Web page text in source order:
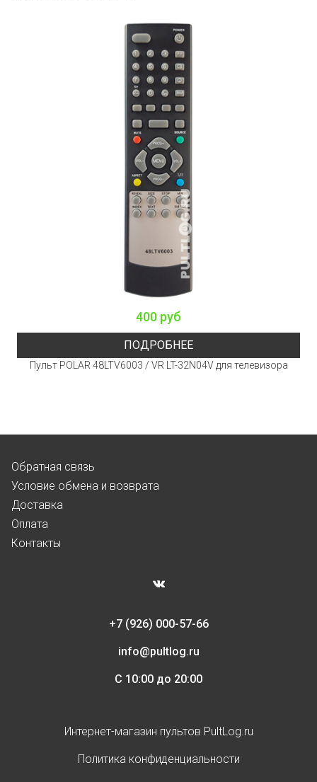
400 руб
ПОДРОБНЕЕ
Пульт POLAR 48LTV6003 / VR LT-32N04V для телевизора
Обратная связь
Условие обмена и возврата
Доставка
Оплата
Контакты
+7 (926) 000-57-66
info@pultlog.ru
С 10:00 до 20:00
Интернет-магазин пультов PultLog.ru
Политика конфиденциальности